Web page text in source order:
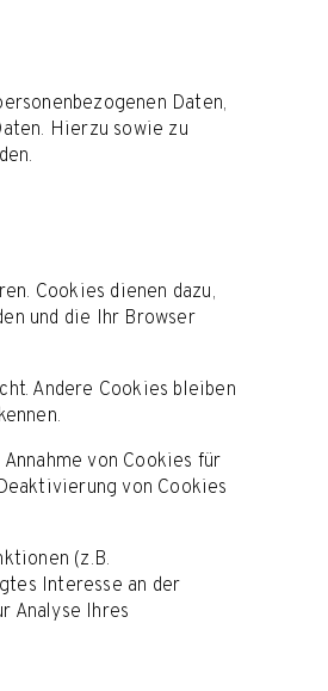
Daten,
Hierzu sowie zu
Cookies dienen dazu,
und die Ihr Browser
Andere Cookies bleiben
von Cookies für
von Cookies
(z.B.
Interesse an der
Analyse Ihres